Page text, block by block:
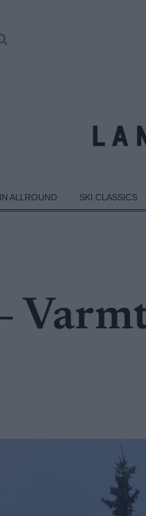
ALLROUND SKI CLASSICS